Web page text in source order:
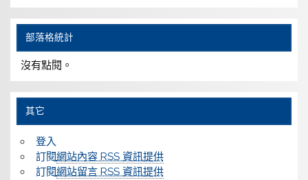
部落格統計
沒有點閱。
其它
登入
訂閱網站內容 RSS 資訊提供
訂閱網站留言 RSS 資訊提供